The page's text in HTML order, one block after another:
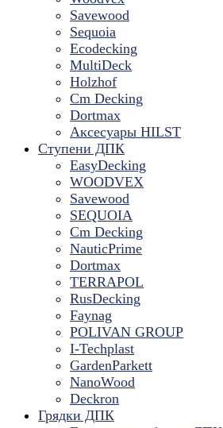
Savewood
Sequoia
Ecodecking
MultiDeck
Holzhof
Cm Decking
Dortmax
Аксесуары HILST
Ступени ДПК
EasyDecking
WOODVEX
Savewood
SEQUOIA
Cm Decking
NauticPrime
Dortmax
TERRAPOL
RusDecking
Faynag
POLIVAN GROUP
I-Techplast
GardenParkett
NanoWood
Deckron
Грядки ДПК